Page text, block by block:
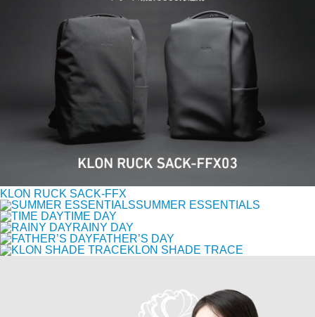
KLON RUCK SACK-FFX
SUMMER ESSENTIALS
TIME DAY
RAINY DAY
FATHER’S DAY
KLON SHADE TRACE